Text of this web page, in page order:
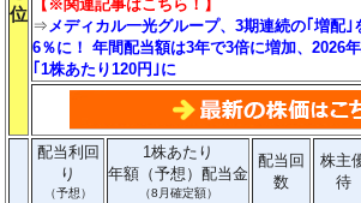
位
【※関連記事はこちら！】
⇒メディカル一光グループ、3期連続の｢増配｣
6％に！ 年間配当額は3年で3倍に増加、2026
｢1株あたり120円｣に
配当利回
り
（予想）
1株あたり
年額（予想）配当金
（8月確定額）
配当回
数
株主
待